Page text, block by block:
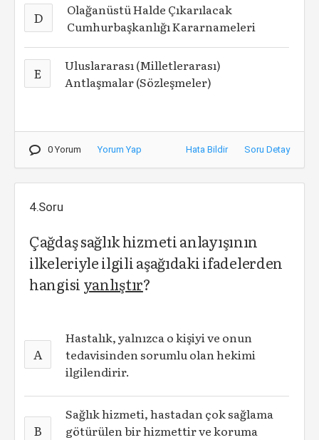
D
Olağanüstü Halde Çıkarılacak
Cumhurbaşkanlığı Kararnameleri
E
Uluslararası (Milletlerarası)
Antlaşmalar (Sözleşmeler)
0 Yorum Yorum Yap Hata Bildir Soru Detay
4.Soru
Çağdaş sağlık hizmeti anlayışının
ilkeleriyle ilgili aşağıdaki ifadelerden
hangisi yanlıştır?
A
Hastalık, yalnızca o kişiyi ve onun
tedavisinden sorumlu olan hekimi
ilgilendirir.
B
Sağlık hizmeti, hastadan çok sağlama
götürülen bir hizmettir ve koruma